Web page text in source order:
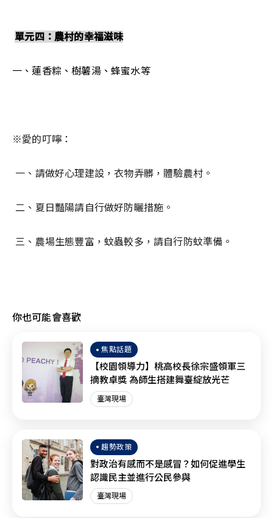
單元四：農村的幸福滋味
一、蓮香粽、樹薯湯、蜂蜜水等
※愛的叮嚀：
一、請做好心理建設，衣物弄髒，體驗農村。
二、夏日豔陽請自行做好防曬措施。
三、農場生態豐富，蚊蟲較多，請自行防蚊準備。
你也可能會喜歡
焦點話題
【校園領導力】桃高校長徐宗盛領軍三
摘教卓獎 為師生搭建舞臺綻放光芒
臺灣現場
趨勢政策
對政治有感而不是感冒？如何促進學生
認識民主並進行公民參與
臺灣現場